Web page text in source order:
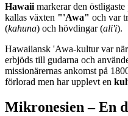
Hawaii markerar den
kallas växten "'Awa" och var
(kahuna) och hövdingar (ali'i).
Hawaiiansk 'Awa-kultur var
erbjöds till gudarna och
missionärernas ankomst på
förlorad men har upplevt en
Mikronesien – En